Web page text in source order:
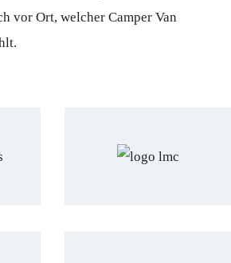
vor Ort, welcher Camper Van